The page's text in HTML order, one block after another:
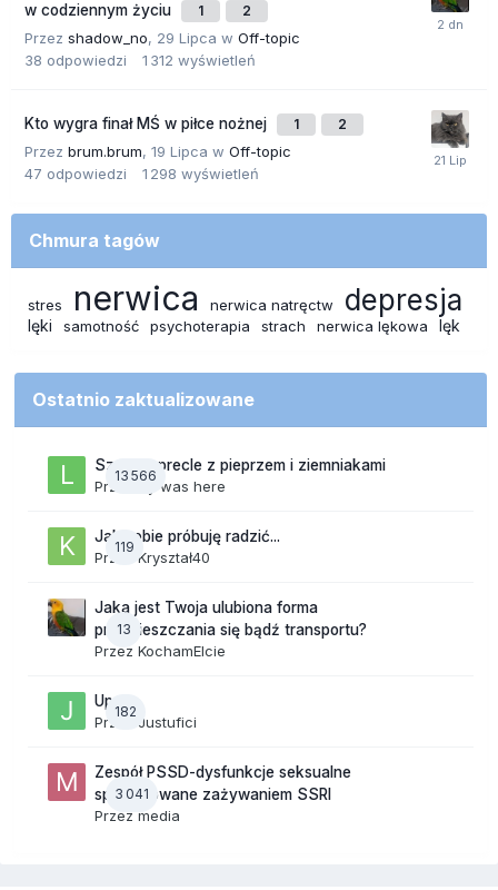
w codziennym życiu
1 2
Przez shadow_no, 29 Lipca w Off-topic
38 odpowiedzi 1 312 wyświetleń
Kto wygra finał MŚ w piłce nożnej 1 2
Przez brum.brum, 19 Lipca w Off-topic
47 odpowiedzi 1 298 wyświetleń
Chmura tagów
stres nerwica nerwica natręctw depresja
lęki samotność psychoterapia strach nerwica lękowa lęk
Ostatnio zaktualizowane
13 566
Szalone precle z pieprzem i ziemniakami
Przez lily was here
119
Jak sobie próbuję radzić...
Przez Kryształ40
13
Jaka jest Twoja ulubiona forma
przemieszczania się bądź transportu?
Przez KochamElcie
182
Upały
PrzezJustufici
3 041
Zespół PSSD-dysfunkcje seksualne
spowodowane zażywaniem SSRI
Przez media